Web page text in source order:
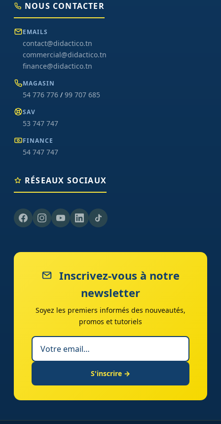
NOUS CONTACTER
EMAILS
contact@didactico.tn
commercial@didactico.tn
finance@didactico.tn
MAGASIN
54 776 776 / 99 707 685
SAV
53 747 747
FINANCE
54 747 747
RÉSEAUX SOCIAUX
Inscrivez-vous à notre
newsletter
Soyez les premiers informés des nouveautés,
promos et tutoriels
S'inscrire →